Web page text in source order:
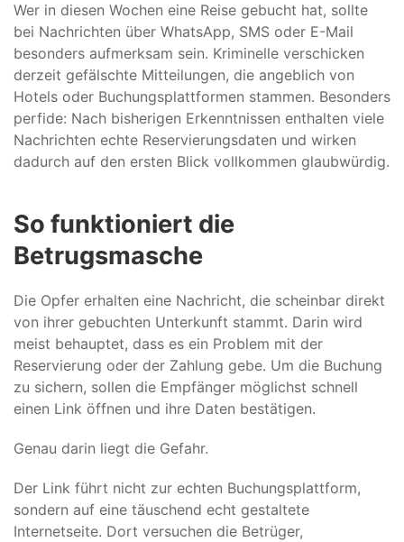
Wer in diesen Wochen eine Reise gebucht hat, sollte
bei Nachrichten über WhatsApp, SMS oder E-Mail
besonders aufmerksam sein. Kriminelle verschicken
derzeit gefälschte Mitteilungen, die angeblich von
Hotels oder Buchungsplattformen stammen. Besonders
perfide: Nach bisherigen Erkenntnissen enthalten viele
Nachrichten echte Reservierungsdaten und wirken
dadurch auf den ersten Blick vollkommen glaubwürdig.
So funktioniert die
Betrugsmasche
Die Opfer erhalten eine Nachricht, die scheinbar direkt
von ihrer gebuchten Unterkunft stammt. Darin wird
meist behauptet, dass es ein Problem mit der
Reservierung oder der Zahlung gebe. Um die Buchung
zu sichern, sollen die Empfänger möglichst schnell
einen Link öffnen und ihre Daten bestätigen.
Genau darin liegt die Gefahr.
Der Link führt nicht zur echten Buchungsplattform,
sondern auf eine täuschend echt gestaltete
Internetseite. Dort versuchen die Betrüger,